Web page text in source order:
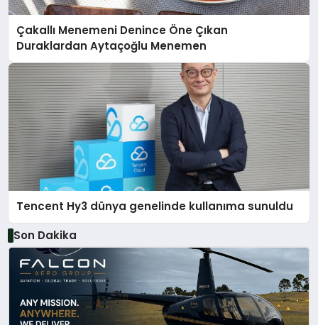
Çakallı Menemeni Denince Öne Çıkan
Duraklardan Aytaçoğlu Menemen
Tencent Hy3 dünya genelinde kullanıma sunuldu
Son Dakika